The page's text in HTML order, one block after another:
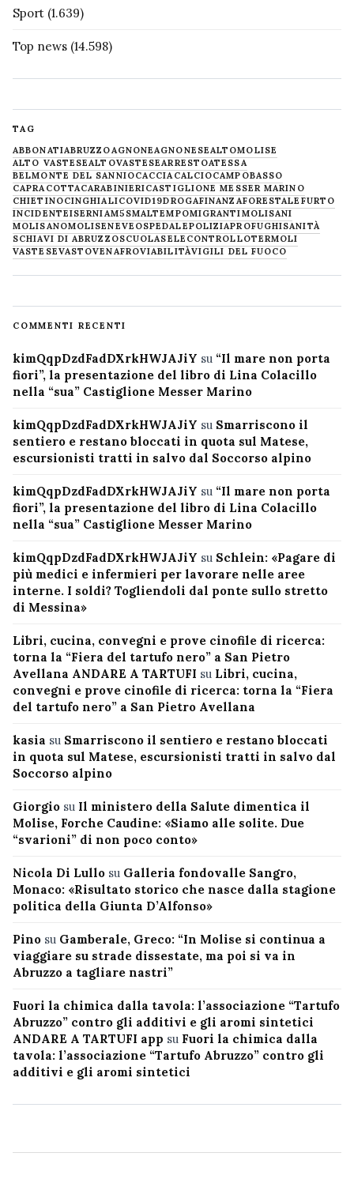
Sport (1.639)
Top news (14.598)
TAG
ABBONATIABRUZZOAGNONEAGNONESEALTOMOLISE
ALTO VASTESEALTOVASTESEARRESTOATESSA
BELMONTE DEL SANNIOCACCIACALCIOCAMPOBASSO
CAPRACOTTACARABINIERICASTIGLIONE MESSER MARINO
CHIETINOCINGHIALICOVID19DROGAFINANZAFORESTALE FURTO
INCIDENTEISERNIAM5SMALTEMPOMIGRANTIMOLISANI
MOLISANOMOLISENEVE OSPEDALEPOLIZIAPROFUGHISANITÀ
SCHIAVI DI ABRUZZOSCUOLASELECONTROLLOTERMOLI
VASTESEVASTOVENAFROVIABILITÀVIGILI DEL FUOCO
COMMENTI RECENTI
kimQqpDzdFadDXrkHWJAJiY su “Il mare non porta
fiori”, la presentazione del libro di Lina Colacillo
nella “sua” Castiglione Messer Marino
kimQqpDzdFadDXrkHWJAJiY su Smarriscono il
sentiero e restano bloccati in quota sul Matese,
escursionisti tratti in salvo dal Soccorso alpino
kimQqpDzdFadDXrkHWJAJiY su “Il mare non porta
fiori”, la presentazione del libro di Lina Colacillo
nella “sua” Castiglione Messer Marino
kimQqpDzdFadDXrkHWJAJiY su Schlein: «Pagare di
più medici e infermieri per lavorare nelle aree
interne. I soldi? Togliendoli dal ponte sullo stretto
di Messina»
Libri, cucina, convegni e prove cinofile di ricerca:
torna la “Fiera del tartufo nero” a San Pietro
Avellana ANDARE A TARTUFI su Libri, cucina,
convegni e prove cinofile di ricerca: torna la “Fiera
del tartufo nero” a San Pietro Avellana
kasia su Smarriscono il sentiero e restano bloccati
in quota sul Matese, escursionisti tratti in salvo dal
Soccorso alpino
Giorgio su Il ministero della Salute dimentica il
Molise, Forche Caudine: «Siamo alle solite. Due
“svarioni” di non poco conto»
Nicola Di Lullo su Galleria fondovalle Sangro,
Monaco: «Risultato storico che nasce dalla stagione
politica della Giunta D’Alfonso»
Pino su Gamberale, Greco: “In Molise si continua a
viaggiare su strade dissestate, ma poi si va in
Abruzzo a tagliare nastri”
Fuori la chimica dalla tavola: l’associazione “Tartufo
Abruzzo” contro gli additivi e gli aromi sintetici
ANDARE A TARTUFI app su Fuori la chimica dalla
tavola: l’associazione “Tartufo Abruzzo” contro gli
additivi e gli aromi sintetici